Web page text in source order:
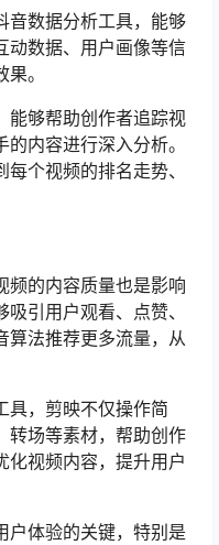
音数据分析工具，能够
动数据、用户画像等信
。
能够帮助创作者追踪视
内容进行深入分析。
个视频的排名走势、
频的内容质量也是影响
引用户观看、点赞、
算法推荐更多流量，从
具，剪映不仅操作简
转场等素材，帮助创作
化视频内容，提升用户
户体验的关键，特别是